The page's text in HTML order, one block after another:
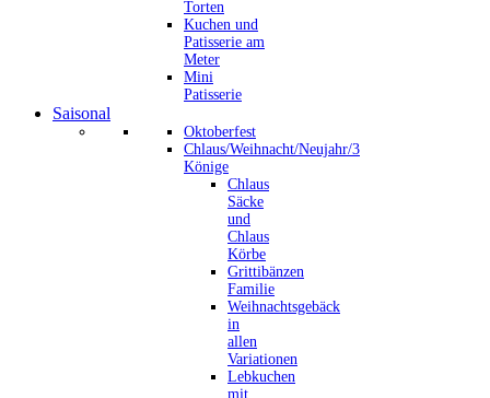
Torten
Kuchen und
Patisserie am
Meter
Mini
Patisserie
Saisonal
Oktoberfest
Chlaus/Weihnacht/Neujahr/3
Könige
Chlaus
Säcke
und
Chlaus
Körbe
Grittibänzen
Familie
Weihnachtsgebäck
in
allen
Variationen
Lebkuchen
mit